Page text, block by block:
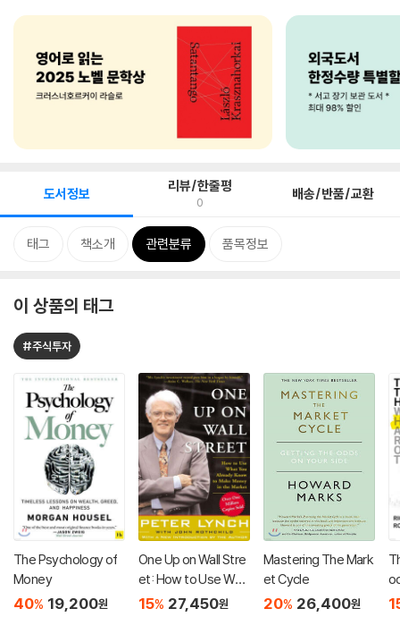
도서정보 리뷰/한줄평
0 배송/반품/교환
태그 책소개 관련분류 품목정보
이 상품의 태그
#주식투자
The Psychology of
Money
40% 19,200원
One Up on Wall Stre
et: How to Use Wha
t You Already Know
15% 27,450원
Mastering The Mark
et Cycle
20% 26,400원